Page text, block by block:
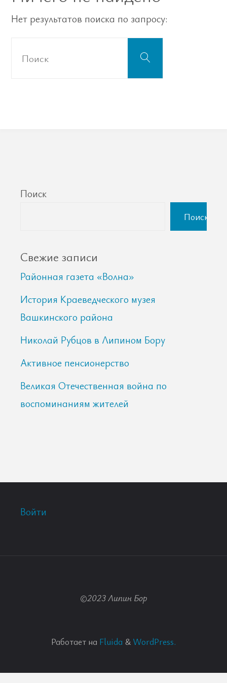
Нет результатов поиска по запросу:
Поиск
Поиск
Поиск
Свежие записи
Районная газета «Волна»
История Краеведческого музея
Вашкинского района
Николай Рубцов в Липином Бору
Активное пенсионерство
Великая Отечественная война по
воспоминаниям жителей
Войти
©2023 Липин Бор
Работает на Fluida & WordPress.